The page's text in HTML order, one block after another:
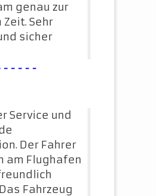
genau zur
Sehr
sicher
Service und
Der Fahrer
am Flughafen
Fahrzeug